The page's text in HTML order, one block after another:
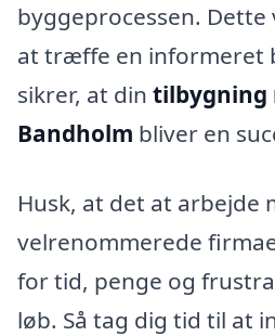
byggeprocessen.
at træffe en informeret
sikrer, at din tilbygning
Bandholm bliver en
Husk, at det at arbejde
velrenommerede
for tid, penge og
løb. Så tag dig tid til at